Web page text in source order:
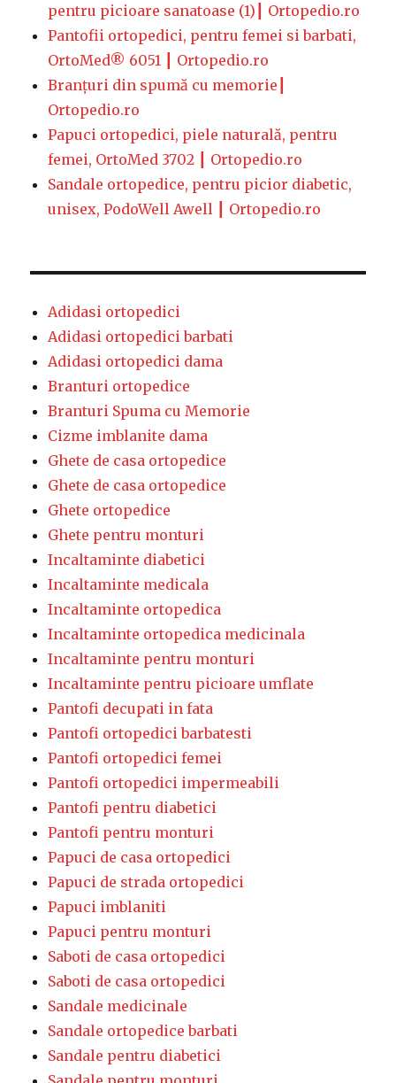
pentru picioare sanatoase (1)┃ Ortopedio.ro
Pantofii ortopedici, pentru femei si barbati,
OrtoMed® 6051 ┃ Ortopedio.ro
Branțuri din spumă cu memorie┃
Ortopedio.ro
Papuci ortopedici, piele naturală, pentru
femei, OrtoMed 3702 ┃ Ortopedio.ro
Sandale ortopedice, pentru picior diabetic,
unisex, PodoWell Awell ┃ Ortopedio.ro
Adidasi ortopedici
Adidasi ortopedici barbati
Adidasi ortopedici dama
Branturi ortopedice
Branturi Spuma cu Memorie
Cizme imblanite dama
Ghete de casa ortopedice
Ghete de casa ortopedice
Ghete ortopedice
Ghete pentru monturi
Incaltaminte diabetici
Incaltaminte medicala
Incaltaminte ortopedica
Incaltaminte ortopedica medicinala
Incaltaminte pentru monturi
Incaltaminte pentru picioare umflate
Pantofi decupati in fata
Pantofi ortopedici barbatesti
Pantofi ortopedici femei
Pantofi ortopedici impermeabili
Pantofi pentru diabetici
Pantofi pentru monturi
Papuci de casa ortopedici
Papuci de strada ortopedici
Papuci imblaniti
Papuci pentru monturi
Saboti de casa ortopedici
Saboti de casa ortopedici
Sandale medicinale
Sandale ortopedice barbati
Sandale pentru diabetici